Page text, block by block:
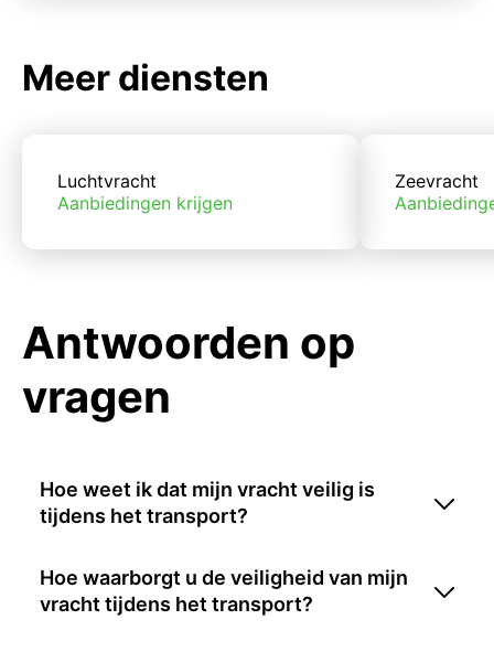
Meer diensten
Luchtvracht
Aanbiedingen krijgen
Zeevracht
Antwoorden op
vragen
Hoe weet ik dat mijn vracht veilig is
tijdens het transport?
Hoe waarborgt u de veiligheid van mijn
vracht tijdens het transport?